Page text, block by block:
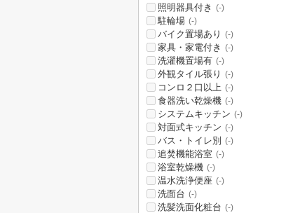
照明器具付き (-)
駐輪場 (-)
バイク置場あり (-)
家具・家電付き (-)
洗濯機置場有 (-)
外観タイル張り (-)
コンロ２口以上 (-)
食器洗い乾燥機 (-)
システムキッチン (-)
対面式キッチン (-)
バス・トイレ別 (-)
追焚機能浴室 (-)
浴室乾燥機 (-)
温水洗浄便座 (-)
洗面台 (-)
洗髪洗面化粧台 (-)